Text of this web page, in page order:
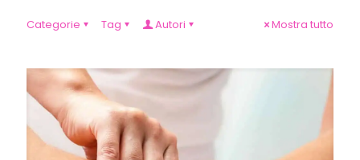
Categorie Tag Autori Mostra tutto